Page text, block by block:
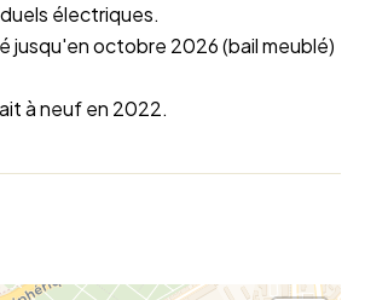
électriques.
jusqu'en octobre 2026 (bail meublé)
à neuf en 2022.